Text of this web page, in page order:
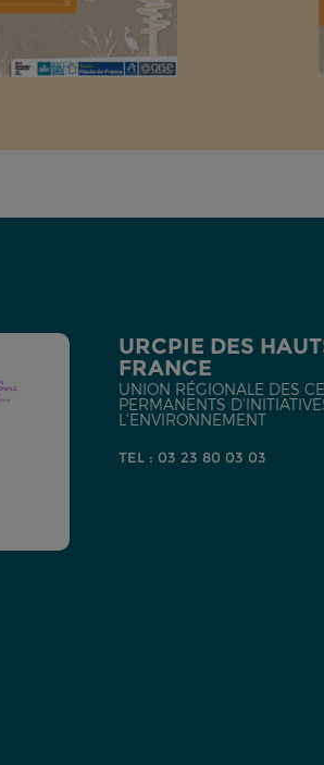
URCPIE DES
FRANCE
UNION RÉGIONALE DES
PERMANENTS
L'ENVIRONNEMENT
TEL : 03 23 80 03 03